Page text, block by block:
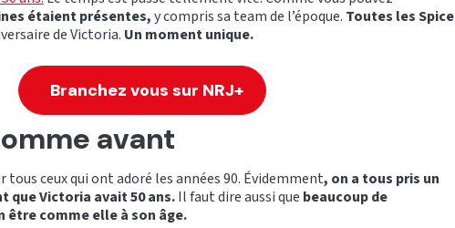
étaient présentes,y compris sa team de l’époque. Toutes les Spice
de Victoria. Un moment unique.
Branchez vous sur NRJ+
avant
tous ceux qui ont adoré les années 90. Évidemment, on a tous pris un
que Victoria avait 50 ans.Il faut dire aussi que beaucoup de
être comme elle à son âge.